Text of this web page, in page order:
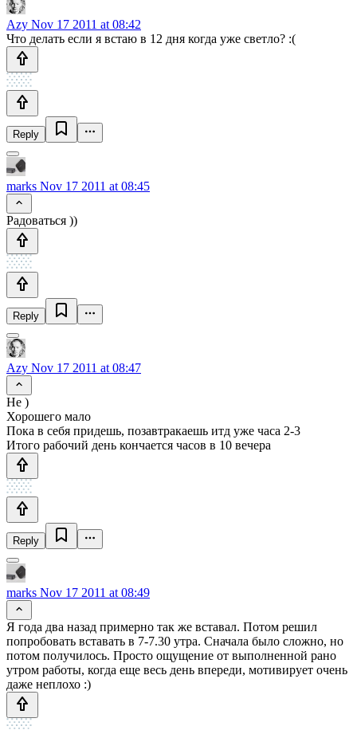
Azy Nov 17 2011 at 08:42
Что делать если я встаю в 12 дня когда уже светло? :(
Reply
marks Nov 17 2011 at 08:45
Радоваться ))
Reply
Azy Nov 17 2011 at 08:47
Не )
Хорошего мало
Пока в себя придешь, позавтракаешь итд уже часа 2-3
Итого рабочий день кончается часов в 10 вечера
Reply
marks Nov 17 2011 at 08:49
Я года два назад примерно так же вставал. Потом решил
попробовать вставать в 7-7.30 утра. Сначала было сложно, но
потом получилось. Просто ощущение от выполненной рано
утром работы, когда еще весь день впереди, мотивирует очень
даже неплохо :)